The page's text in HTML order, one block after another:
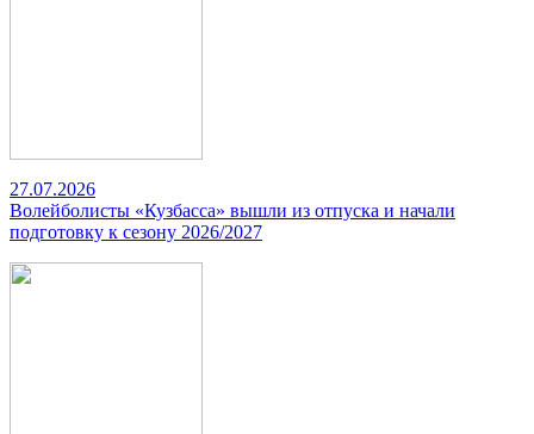
27.07.2026
Волейболисты «Кузбасса» вышли из отпуска и начали
подготовку к сезону 2026/2027